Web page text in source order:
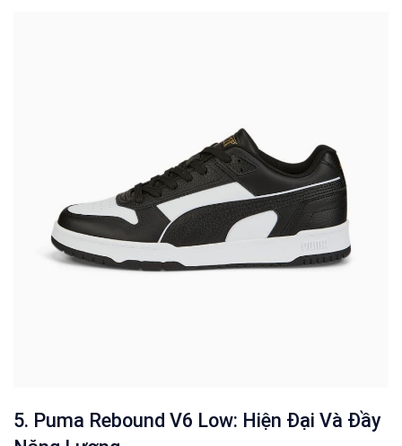
5. Puma Rebound V6 Low: Hiện Đại Và Đầy